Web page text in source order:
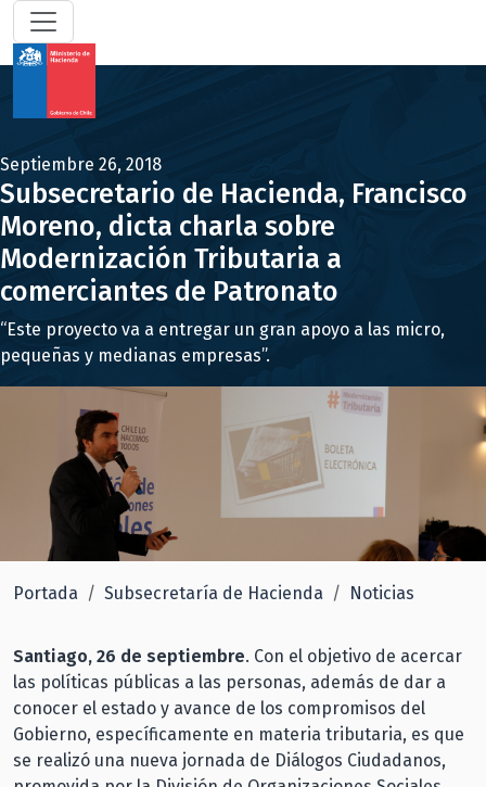
Septiembre 26, 2018
Subsecretario de Hacienda, Francisco
Moreno, dicta charla sobre
Modernización Tributaria a
comerciantes de Patronato
“Este proyecto va a entregar un gran apoyo a las micro,
pequeñas y medianas empresas”.
Portada Subsecretaría de Hacienda Noticias
Santiago, 26 de septiembre. Con el objetivo de acercar
las políticas públicas a las personas, además de dar a
conocer el estado y avance de los compromisos del
Gobierno, específicamente en materia tributaria, es que
se realizó una nueva jornada de Diálogos Ciudadanos,